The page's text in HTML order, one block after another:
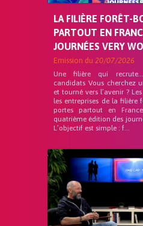
LA FILIÈRE FORÊT-
PARTOUT EN
JOURNÉES VERY
Emission du 20/07/2026
Une filière qui
candidats Vous cherchez
et tourné vers l’avenir ?
les entreprises de la filière
portes partout en
quatrième édition des
L’objectif est simple : f...